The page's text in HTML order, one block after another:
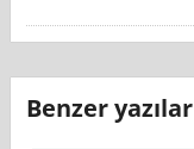
Benzer yazılar